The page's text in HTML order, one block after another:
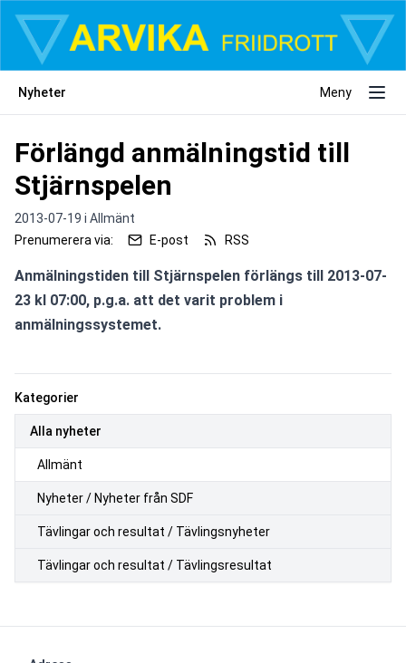
Nyheter Meny
Kategorier
Alla nyheter
Allmänt
Nyheter / Nyheter från SDF
Tävlingar och resultat / Tävlingsnyheter
Tävlingar och resultat / Tävlingsresultat
Förlängd anmälningstid till
Stjärnspelen
2013-07-19 i Allmänt
Prenumerera via:
E-post RSS
Anmälningstiden till Stjärnspelen förlängs till 2013-07-
23 kl 07:00, p.g.a. att det varit problem i
anmälningssystemet.